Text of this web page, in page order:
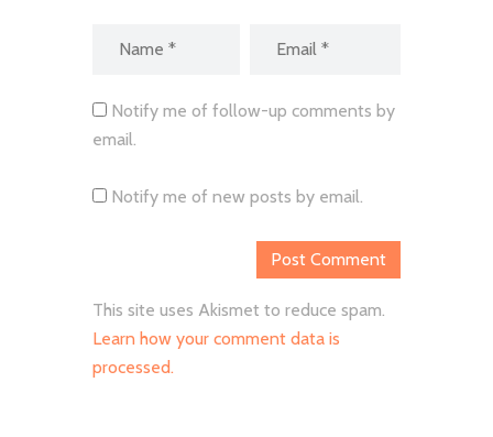
Notify me of follow-up comments by
email.
Notify me of new posts by email.
This site uses Akismet to reduce spam.
Learn how your comment data is
processed.